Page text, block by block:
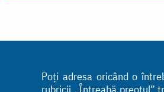
Poți adresa oricând o